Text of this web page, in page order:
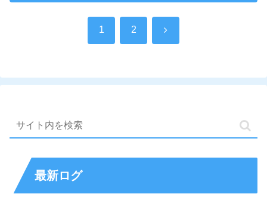
1 2 次
最新ログ